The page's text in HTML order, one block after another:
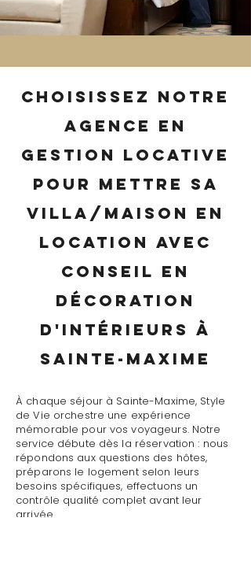
Choisissez notre
agence en
gestion locative
pour mettre sa
villa/maison en
location avec
conseil en
décoration
d'intérieurs à
Sainte-Maxime
À chaque séjour à Sainte-Maxime, Style
de Vie orchestre une expérience
mémorable pour vos voyageurs. Notre
service débute dès la réservation : nous
répondons aux questions des hôtes,
préparons le logement selon leurs
besoins spécifiques, effectuons un
contrôle qualité complet avant leur
arrivée.